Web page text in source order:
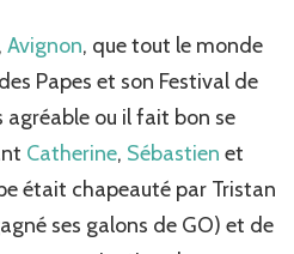
Avignon, que tout le monde
Papes et son Festival de
agréable ou il fait bon se
Catherine, Sébastien et
était chapeauté par Tristan
ses galons de GO) et de